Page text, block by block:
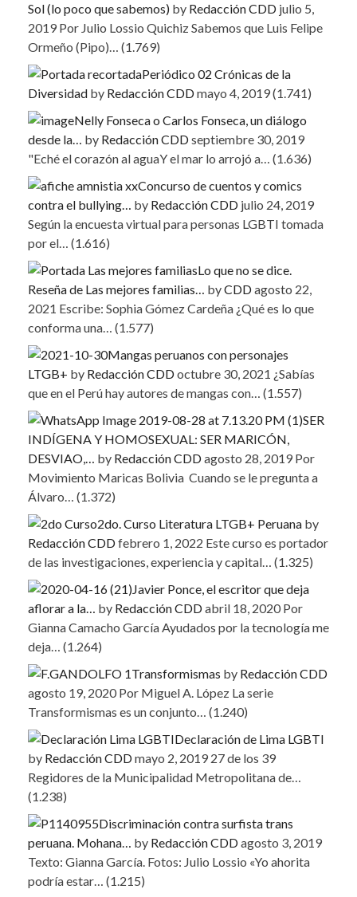
Sol (lo poco que sabemos) by Redacción CDD julio 5,
2019 Por Julio Lossio Quichiz Sabemos que Luis Felipe
Ormeño (Pipo)… (1.769)
Periódico 02 Crónicas de la
Diversidad by Redacción CDDmayo 4, 2019(1.741)
Nelly Fonseca o Carlos Fonseca, un diálogo
desde la… by Redacción CDDseptiembre 30, 2019
"Eché el corazón al aguaY el mar lo arrojó a… (1.636)
Concurso de cuentos y comics
contra el bullying… by Redacción CDD julio 24, 2019
Según la encuesta virtual para personas LGBTI tomada
por el… (1.616)
Lo que no se dice.
Reseña de Las mejores familias… byCDDagosto 22,
2021 Escribe: Sophia Gómez Cardeña ¿Qué es lo que
conforma una… (1.577)
Mangas peruanos con personajes
LTGB+ by Redacción CDDoctubre 30, 2021 ¿Sabías
que en el Perú hay autores de mangas con… (1.557)
SER
INDÍGENA Y HOMOSEXUAL: SER MARICÓN,
DESVIAO,… by Redacción CDDagosto 28, 2019 Por
Movimiento Maricas Bolivia Cuando se le pregunta a
Álvaro… (1.372)
2do. Curso Literatura LTGB+ Peruana by
Redacción CDDfebrero 1, 2022 Este curso es portador
de las investigaciones, experiencia y capital… (1.325)
Javier Ponce, el escritor que deja
aflorar a la… by Redacción CDDabril 18, 2020 Por
Gianna Camacho García Ayudados por la tecnología me
deja… (1.264)
Transformismas by Redacción CDD
agosto 19, 2020 Por Miguel A. López La serie
Transformismas es un conjunto… (1.240)
Declaración de Lima LGBTI
by Redacción CDDmayo 2, 2019 27 de los 39
Regidores de la Municipalidad Metropolitana de…
(1.238)
Discriminación contra surfista trans
peruana. Mohana… by Redacción CDDagosto 3, 2019
Texto: Gianna García. Fotos: Julio Lossio «Yo ahorita
podría estar… (1.215)